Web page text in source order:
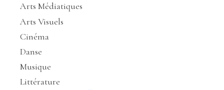
Arts Médiatiques
Arts Visuels
Cinéma
Danse
Musique
Littérature